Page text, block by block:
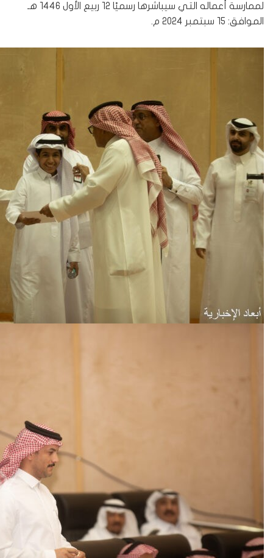
لممارسة أعماله التي سيباشرها رسميًا ١٢ ربيع الأول ١٤٤٦ هـ
الموافق: ١٥ سبتمبر ٢٠٢٤ م.